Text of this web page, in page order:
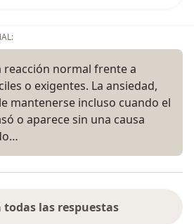
reacción normal frente a
o exigentes. La ansiedad,
mantenerse incluso cuando el
o aparece sin una causa
todas las respuestas